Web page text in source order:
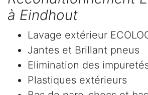
à Eindhout
Lavage extérieur
Jantes et Brillant pneus
Elimination des
Plastiques extérieurs